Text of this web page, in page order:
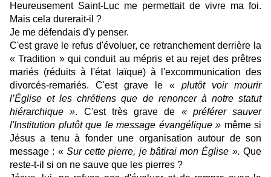
Heureusement Saint-Luc me permettait de vivre ma foi.
Mais cela durerait-il ?
Je me défendais d'y penser.
C'est grave le refus d'évoluer, ce retranchement derrière la
« Tradition » qui conduit au mépris et au rejet des prêtres
mariés (réduits à l'état laïque) à l'excommunication des
divorcés-remariés. C'est grave le « plutôt voir mourir
l’Église et les chrétiens que de renoncer à notre statut
hiérarchique ». C'est très grave de « préférer sauver
l'Institution plutôt que le message évangélique » même si
Jésus a tenu à fonder une organisation autour de son
message : «Sur cette pierre, je bâtirai mon Église ».Que
reste-t-il si on ne sauve que les pierres ?